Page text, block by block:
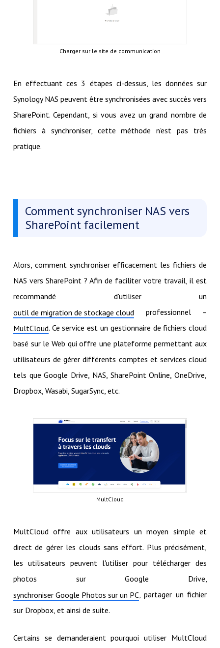
Charger sur le site de communication
En effectuant ces 3 étapes ci-dessus, les données sur
Synology NAS peuvent être synchronisées avec succès vers
SharePoint. Cependant, si vous avez un grand nombre de
fichiers à synchroniser, cette méthode n'est pas très
pratique.
Comment synchroniser NAS vers
SharePoint facilement
Alors, comment synchroniser efficacement les fichiers de
NAS vers SharePoint ? Afin de faciliter votre travail, il est
recommandé d'utiliser un
outil de migration de stockage cloud professionnel –
MultCloud. Ce service est un gestionnaire de fichiers cloud
basé sur le Web qui offre une plateforme permettant aux
utilisateurs de gérer différents comptes et services cloud
tels que Google Drive, NAS, SharePoint Online, OneDrive,
Dropbox, Wasabi, SugarSync, etc.
MultCloud
MultCloud offre aux utilisateurs un moyen simple et
direct de gérer les clouds sans effort. Plus précisément,
les utilisateurs peuvent l'utiliser pour télécharger des
photos sur Google Drive,
synchroniser Google Photos sur un PC, partager un fichier
sur Dropbox, et ainsi de suite.
Certains se demanderaient pourquoi utiliser MultCloud